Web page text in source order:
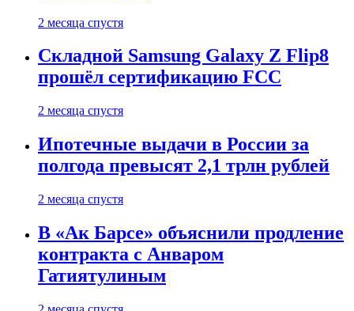
2 месяца спустя
Складной Samsung Galaxy Z Flip8
прошёл сертификацию FCC
2 месяца спустя
Ипотечные выдачи в России за
полгода превысят 2,1 трлн рублей
2 месяца спустя
В «Ак Барсе» объяснили продление
контракта с Анваром
Гатиятулиным